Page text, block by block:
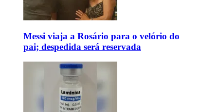
Messi viaja a Rosário para o velório do
pai; despedida será reservada